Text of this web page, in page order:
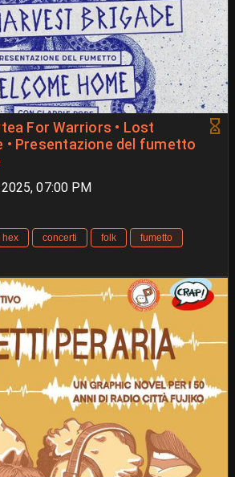
For Warriors • Lost
• Presentazione del fumetto
07:00 PM
hex concerti folk
fumetto